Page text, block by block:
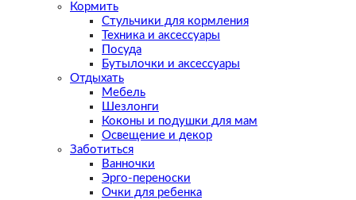
Кормить
Стульчики для кормления
Техника и аксессуары
Посуда
Бутылочки и аксессуары
Отдыхать
Мебель
Шезлонги
Коконы и подушки для мам
Освещение и декор
Заботиться
Ванночки
Эрго-переноски
Очки для ребенка